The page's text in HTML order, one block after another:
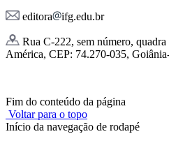
editora
ifg.edu.br
Rua C-222, sem número,
América, CEP: 74.270-035,
Fim do conteúdo da página
Voltar para o topo
Início da navegação de rodapé